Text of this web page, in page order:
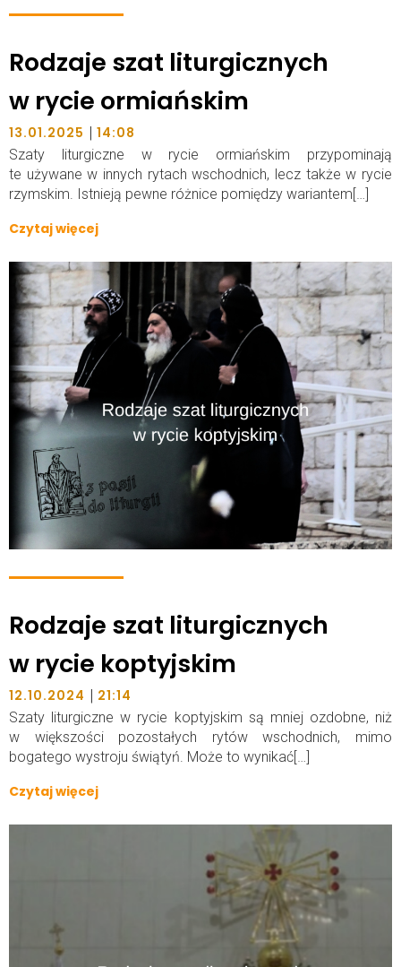
Rodzaje szat liturgicznych
w rycie ormiańskim
13.01.2025 | 14:08
Szaty liturgiczne w rycie ormiańskim przypominają
te używane w innych rytach wschodnich, lecz także w rycie
rzymskim. Istnieją pewne różnice pomiędzy wariantem[…]
Czytaj więcej
Rodzaje szat liturgicznych
w rycie koptyjskim
12.10.2024 | 21:14
Szaty liturgiczne w rycie koptyjskim są mniej ozdobne, niż
w większości pozostałych rytów wschodnich, mimo
bogatego wystroju świątyń. Może to wynikać[…]
Czytaj więcej